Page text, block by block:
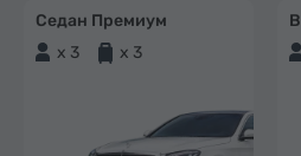
Седан Премиум
x 3
x 3